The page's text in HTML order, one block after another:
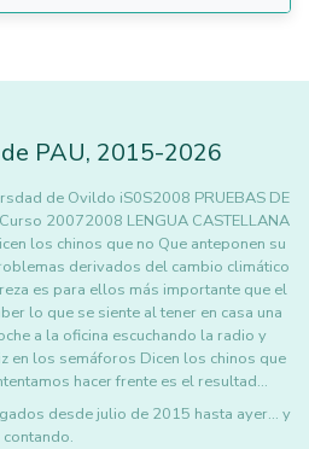
PAU, 2015-2026
de Ovildo iS0S2008 PRUEBAS DE
20072008 LENGUA CASTELLANA
los chinos que no Que anteponen su
derivados del cambio climático
es para ellos más importante que el
lo que se siente al tener en casa una
a la oficina escuchando la radio y
en los semáforos Dicen los chinos que
hacer frente es el resultad…
desde julio de 2015 hasta ayer... y
contando.